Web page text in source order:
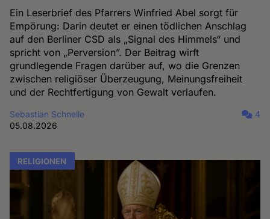
Ein Leserbrief des Pfarrers Winfried Abel sorgt für
Empörung: Darin deutet er einen tödlichen Anschlag
auf den Berliner CSD als „Signal des Himmels“ und
spricht von „Perversion”. Der Beitrag wirft
grundlegende Fragen darüber auf, wo die Grenzen
zwischen religiöser Überzeugung, Meinungsfreiheit
und der Rechtfertigung von Gewalt verlaufen.
Sebastian Schnelle
05.08.2026
4
RELIGIONEN